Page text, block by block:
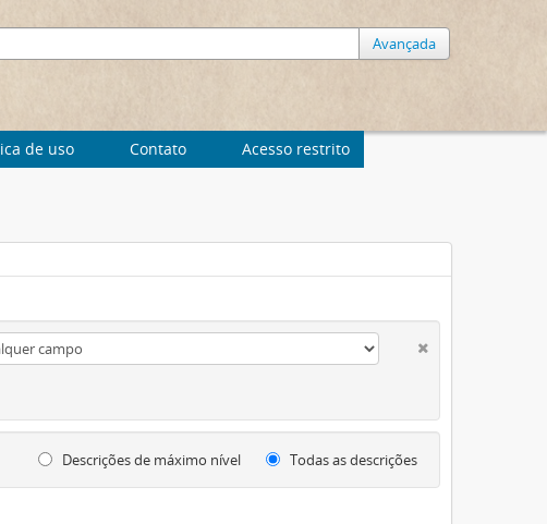
Avançada
de uso Contato Acesso restrito
Descrições de máximo nível Todas as descrições